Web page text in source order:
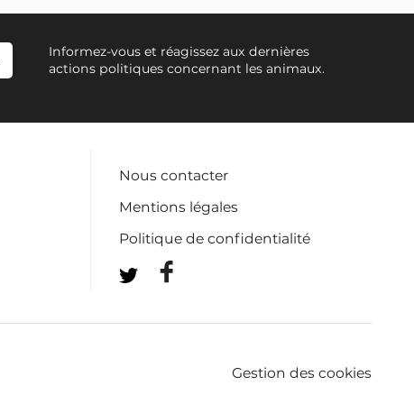
Informez-vous et réagissez aux dernières
actions politiques concernant les animaux.
Nous contacter
Mentions légales
Politique de confidentialité
Gestion des cookies